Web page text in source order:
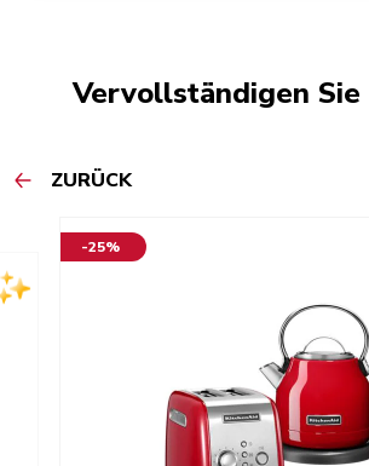
Vervollständigen Sie
ZURÜCK
-25%